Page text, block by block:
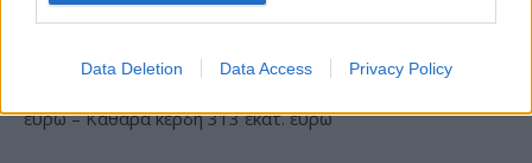
Data Deletion Data Access Privacy Policy
alcohol